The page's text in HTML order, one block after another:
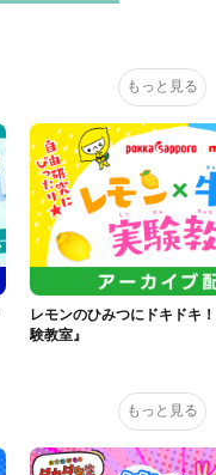
もっと見る
レモンのひみつにドキドキ
験教室』
もっと見る